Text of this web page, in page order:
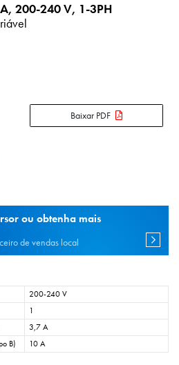
200-240 V, 1-3PH
Baixar PDF
ou obtenha mais
de vendas local
200-240 V
1
3,7 A
B)
10 A